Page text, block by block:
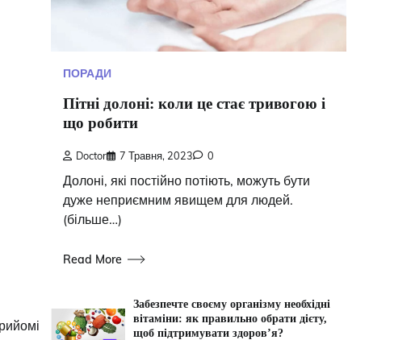
ПОРАДИ
Пітні долоні: коли це стає тривогою і
що робити
Doctor 7 Травня, 2023 0
Долоні, які постійно потіють, можуть бути
дуже неприємним явищем для людей.
(більше…)
Read More
Забезпечте своєму організму необхідні
вітаміни: як правильно обрати дієту,
щоб підтримувати здоров’я?